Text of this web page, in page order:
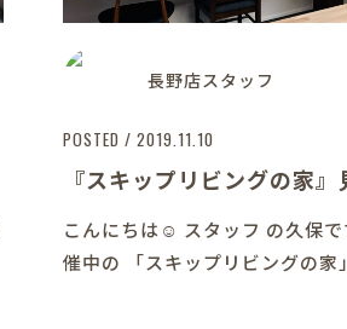
長野店スタッフ
POSTED / 2019.11.10
『スキップリビングの家
こんにちは☺ スタッフ の久保
催中の 「スキップリビングの家